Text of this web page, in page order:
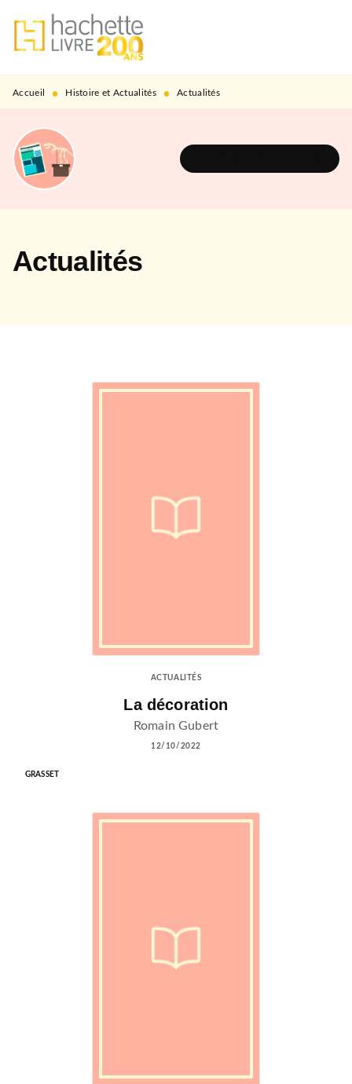
MENU RECHERCHE
PIED DE PAGE
Accueil • Histoire et Actualités • Actualités
Actualités
ACTUALITÉS
La décoration
Romain Gubert
12/10/2022
GRASSET